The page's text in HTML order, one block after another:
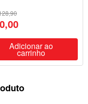
Adicionar ao
carrinho